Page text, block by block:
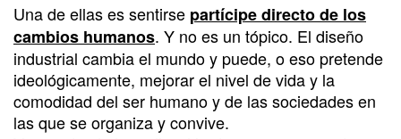
Una de ellas es sentirse partícipe directo de los
cambios humanos. Y no es un tópico. El diseño
industrial cambia el mundo y puede, o eso pretende
ideológicamente, mejorar el nivel de vida y la
comodidad del ser humano y de las sociedades en
las que se organiza y convive.